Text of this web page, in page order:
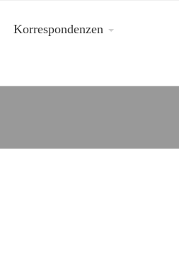
Korrespondenzen